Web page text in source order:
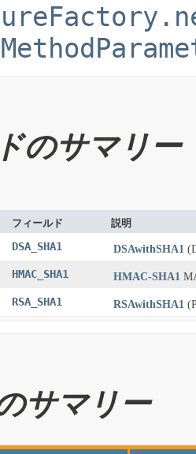
のサマリー
フィールド 説明
DSA_SHA1 DSAwithSHA1
HMAC_SHA1 HMAC-SHA1
RSA_SHA1 RSAwithSHA1
サマリー